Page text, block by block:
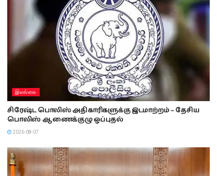
இலங்கை
சிரேஷ்ட பொலிஸ் அதிகாரிகளுக்கு இடமாற்றம் – தேசிய
பொலிஸ் ஆணைக்குழு ஒப்புதல்
2026-08-07